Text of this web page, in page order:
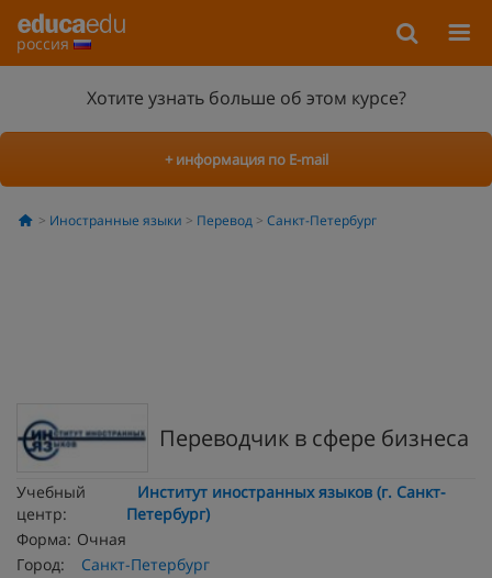
россия
Хотите узнать больше об этом курсе?
+ информация по E-mail
Иностранные языки Перевод Санкт-Петербург
Переводчик в сфере бизнеса
Учебный
центр:
Институт иностранных языков (г. Санкт-
Петербург)
Форма: Очная
Город:
Санкт-Петербург